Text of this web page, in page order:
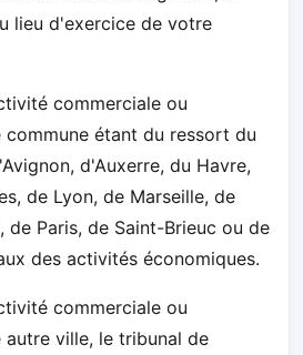
lieu d'exercice de votre
commerciale ou
commune étant du ressort du
d'Auxerre, du Havre,
de Lyon, de Marseille, de
de Paris, de Saint-Brieuc ou de
des activités économiques.
commerciale ou
autre ville, le tribunal de